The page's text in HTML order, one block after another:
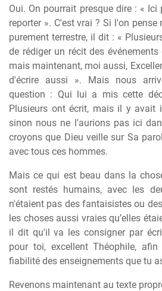
Oui. On pourrait presque dire : «
reporter ». C'est vrai ? Si l'on
purement terrestre, il dit : «
de rédiger un récit des
mais maintenant, moi aussi,
d'écrire aussi ». Mais nous
question : Qui lui a mis cette
Plusieurs ont écrit, mais il y avait
sinon nous ne l'aurions pas ici
croyons que Dieu veille sur Sa
avec tous ces hommes.
Mais ce qui est beau dans la
sont restés humains, avec les
n'étaient pas des fantaisistes ou
les choses aussi vraies qu’elles
il dit qu'il va les consigner par
pour toi, excellent Théophile,
fiabilité des enseignements que tu
Revenons maintenant au texte